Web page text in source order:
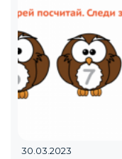
30.03.2023